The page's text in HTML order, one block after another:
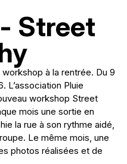
Street
à la rentrée. Du 9
L’association Pluie
workshop Street
mois une sortie en
la rue à son rythme aidé,
Le même mois, une
photos réalisées et de